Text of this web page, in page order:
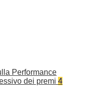
Performance
dei premi 4